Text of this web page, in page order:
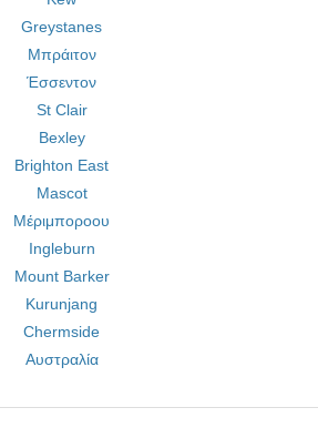
Greystanes
Μπράιτον
Έσσεντον
St Clair
Bexley
Brighton East
Mascot
Μέριμποροου
Ingleburn
Mount Barker
Kurunjang
Chermside
Αυστραλία